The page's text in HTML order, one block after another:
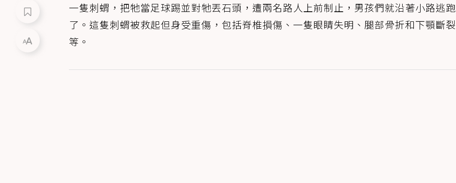
一隻刺蝟，把牠當足球踢並對牠丟石頭，遭兩名路人上前制止，男孩們就沿著小路逃跑
了。這隻刺蝟被救起但身受重傷，包括脊椎損傷、一隻眼睛失明、腿部骨折和下顎斷裂
等。